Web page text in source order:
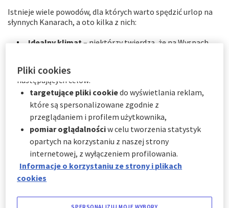
Istnieje wiele powodów, dla których warto spędzić urlop na
słynnych Kanarach, a oto kilka z nich:
Idealny klimat – niektórzy twierdzą, że na Wyspach
zachęcają zarówno do zwiedzania, jak i do plażowania
czy do uczestniczenia w życiu nocnym.
Wyjątkowe krajobrazy– szczególną popularnością
cieszą siękanaryjskie wulkany, uwielbiane tak przez
fotografów i fanów trekkingu w wymagającym terenie,
jak i przez pasjonatów geologii. Równie ciekawe są
imponujące lasy tropikalne, romantyczne zielone
lagunyczy też wyjątkowa w skali światowej
Plaża (Playa Jardín)na Teneryfie.
Unikatowa fauna
przyrodniczych mogą na Kanarach dokonywać
obserwacji bezpośrednich. Spotkasz tu m.in.
Pliki cookies
" poniżej; lub
w dowolnym momencie, klikając "
Centrum
witryny.
AXA Partners wykorzystuje pliki cookie do
następujących celów:
targetujące pliki cookiedo wyświetlania reklam,
które są spersonalizowane zgodnie z
przeglądaniem i profilem użytkownika,
pomiar oglądalnościw celu tworzenia statystyk
opartych na korzystaniu z naszej strony
internetowej, z wyłączeniem profilowania.
Informacje o korzystaniu ze strony i plikach
cookies